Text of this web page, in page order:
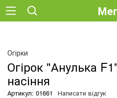
Огірки
Огірок "Анулька
насіння
Артикул: 01661 Написати відгук